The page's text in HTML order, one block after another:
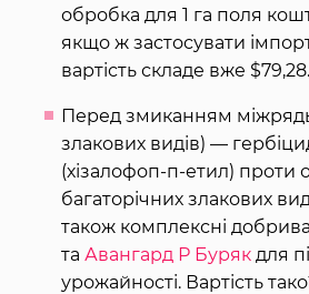
обробка для 1 га поля
якщо ж застосувати
вартість складе вже $79,28.
Перед змиканням
злакових видів) —
(хізалофоп-п-етил) проти
багаторічних злакових
також комплексні добрива
та Авангард Р Буряк для
урожайності. Вартість